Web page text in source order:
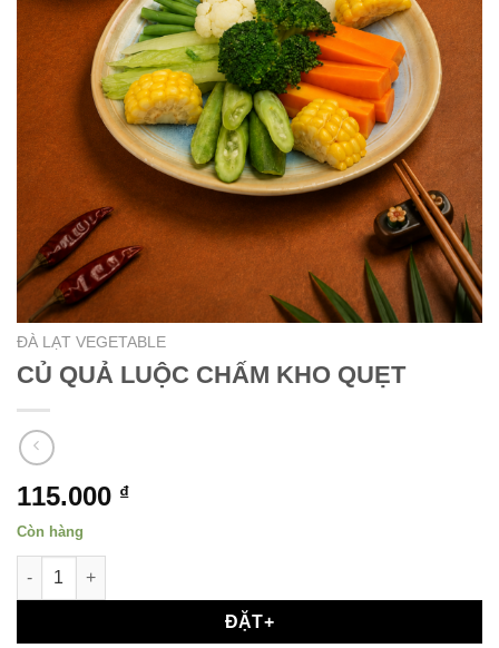
ĐÀ LẠT VEGETABLE
CỦ QUẢ LUỘC CHẤM KHO QUẸT
115.000 ₫
Còn hàng
CỦ QUẢ LUỘC CHẤM KHO QUẸT số lượng
ĐẶT+